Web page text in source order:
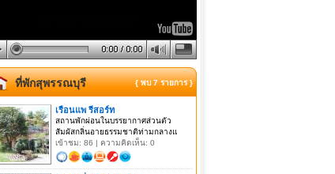
ที่พักสุพรรณบุรี { พบ 7 รายการ }
เรือนแพ รีสอร์ท
สถานพักผ่อนในบรรยากาศส่วนตัว
สัมผัสกลิ่นอายธรรมชาติท่ามกลางแ
เข้าชม: 86 | ความคิดเห็น: 0